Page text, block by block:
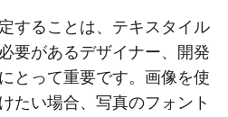
することは、テキスタイル
要があるデザイナー、開発
とって重要です。画像を使
たい場合、写真のフォント